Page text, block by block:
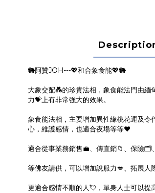
🐘阿贊JOH---💖和合象食能💖🐘
大象交配💑的珍貴法相，象食能法門由
力💝上有非常強大的效果。
象食能法相，主要增加異性緣桃花運及
心，維護感情，也適合夜場等等❤️
適合從事業務銷售💼、傳直銷📁、保險
等佛友請供，可以增加說服力💋、拓展人
更適合感情不順的人💘，單身人士可以提